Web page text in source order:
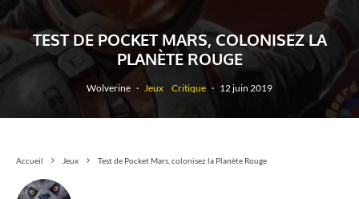
TEST DE POCKET MARS, COLONISEZ LA
PLANÈTE ROUGE
Wolverine · Jeux Critique · 12 juin 2019
Accueil Jeux Test de Pocket Mars, colonisez la Planète Rouge